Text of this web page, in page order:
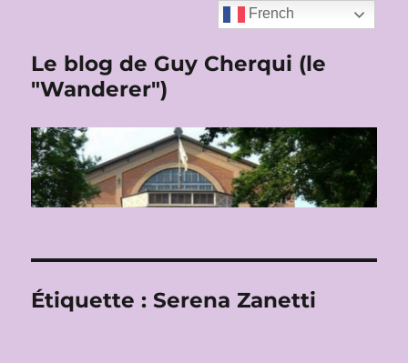
Le blog de Guy Cherqui (le
"Wanderer")
Étiquette :Serena Zanetti
French